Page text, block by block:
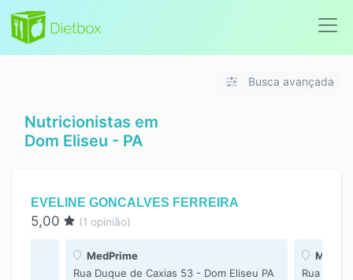
Busca avançada
Nutricionistas em
Dom Eliseu - PA
EVELINE GONCALVES FERREIRA
5,00 (1 opinião)
MedPrime
Rua Duque de Caxias 53 - Dom Eliseu PA
Rua